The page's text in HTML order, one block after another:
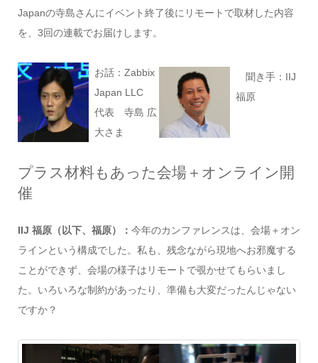
Japanの寺島さんにイベント終了後にリモートで取材した内容
を、3回の連載でお届けします。
お話：Zabbix
Japan LLC
代表 寺島 広
大さま
聞き手：IIJ
福原
プラス材料もあった会場＋オンライン開
催
IIJ 福原（以下、福原）： 今年のカンファレンスは、会場＋オン
ラインという構成でした。私も、残念ながら現地へお邪魔する
ことができず、会場の様子はリモートで覗かせてもらいまし
た。いろいろな制約があったり、準備も大変だったんじゃない
ですか？